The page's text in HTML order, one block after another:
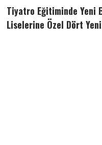
Tiyatro Eğitiminde Yeni
Liselerine Özel Dört